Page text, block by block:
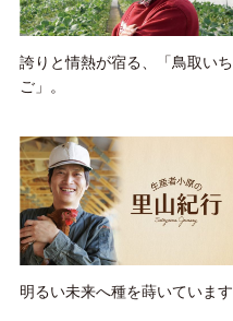
誇りと情熱が宿る、「鳥取いち
ご」。
明るい未来へ種を蒔いています